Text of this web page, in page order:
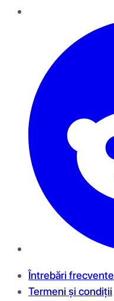
Întrebări frecvente
Termeni și condiții